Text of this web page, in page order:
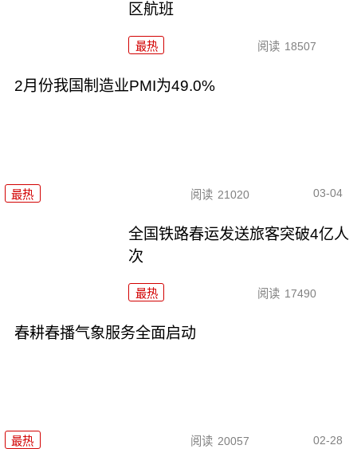
区航班
最热 阅读 18507
2月份我国制造业PMI为49.0%
最热 阅读 21020 03-04
全国铁路春运发送旅客突破4亿人
次
最热 阅读 17490
春耕春播气象服务全面启动
最热 阅读 20057 02-28